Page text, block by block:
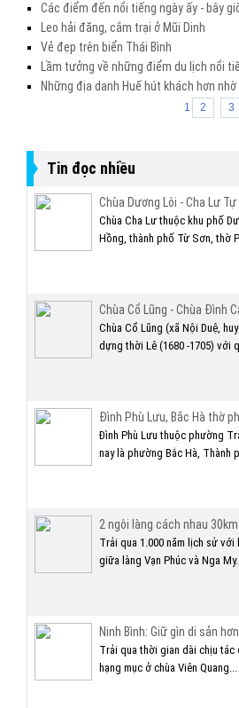
Các điểm đến nổi tiếng ngày ấy - bây
Leo hải đăng, cắm trại ở Mũi Dinh
Vẻ đẹp trên biển Thái Bình
Lầm tưởng về những điểm du lịch nổi
Những địa danh Huế hút khách hơn
1 2 3
Tin đọc nhiều
Chùa Dương Lôi - Cha Lư Tự
Chùa Cha Lư thuộc khu phố
Hồng, thành phố Từ Sơn, thờ
Chùa Cổ Lũng - Chùa Đình
Chùa Cổ Lũng (xã Nội Duệ,
dựng thời Lê (1680 -1705) với
Đình Phù Lưu, Bắc Hà thờ
Đình Phù Lưu thuộc phường
nay là phường Bắc Hà, Thành
2 ngôi làng cách nhau
Trải qua 1.000 năm lịch sử
giữa làng Vạn Phúc và Nga
Ninh Bình: Giữ gìn di sản
Trải qua thời gian dài chịu tác
hạng mục ở chùa Viên Quang...